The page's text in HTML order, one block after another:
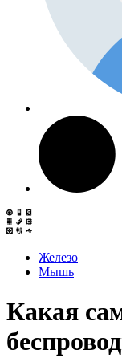
Железо
Мышь
Какая